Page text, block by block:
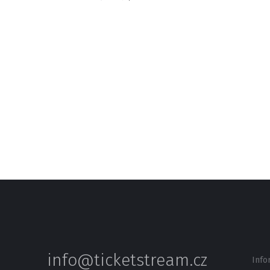
info@ticketstream.cz